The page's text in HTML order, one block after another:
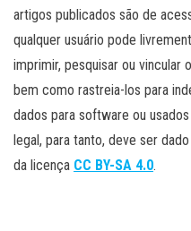
artigos publicados são de
qualquer usuário pode
imprimir, pesquisar ou
bem como rastreia-los para
dados para software ou
legal, para tanto, deve ser
da licença CC BY-SA 4.0.